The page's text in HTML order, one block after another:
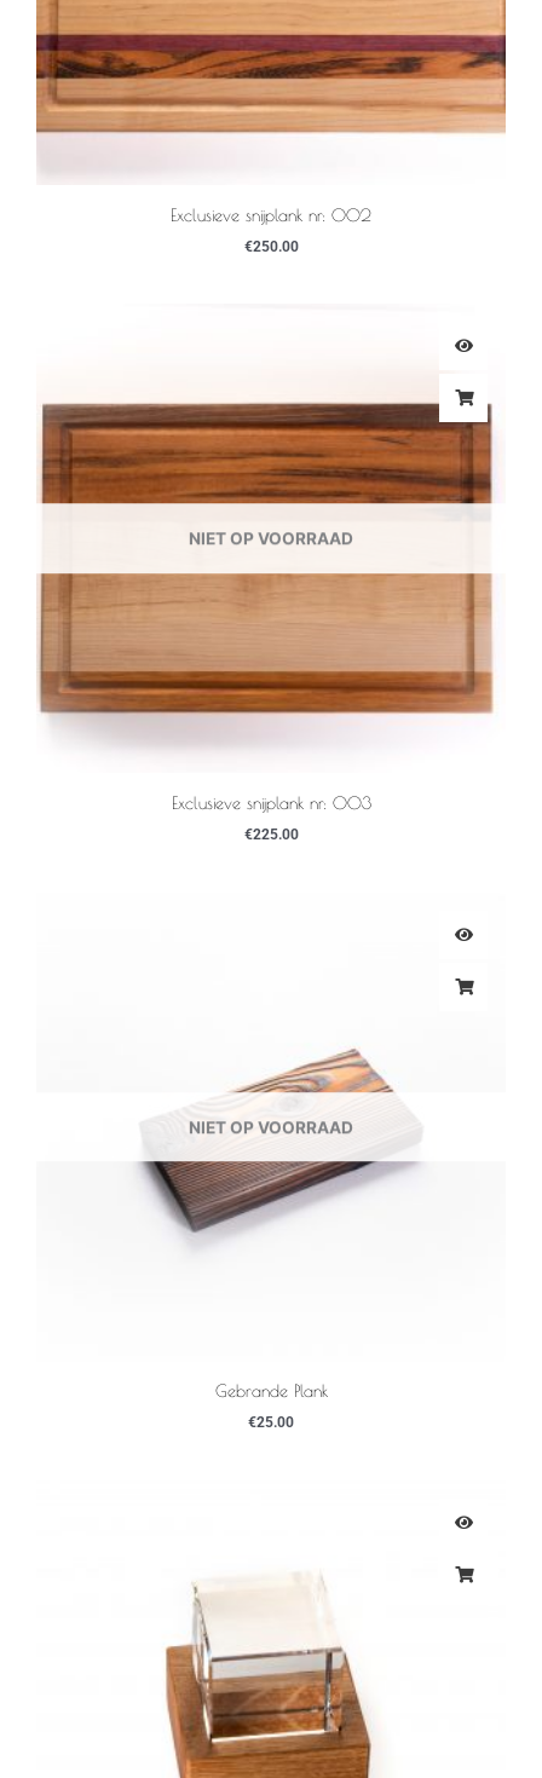
Exclusieve snijplank nr: 002
€250.00
NIET OP VOORRAAD
Exclusieve snijplank nr: 003
€225.00
NIET OP VOORRAAD
Gebrande Plank
€25.00